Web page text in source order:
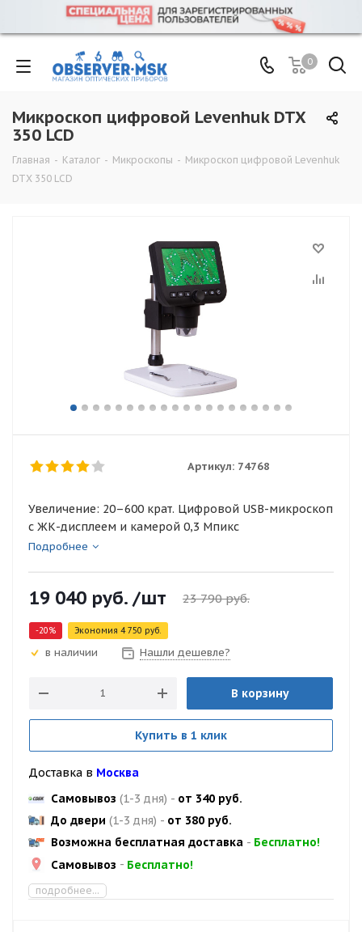
0
Микроскоп цифровой Levenhuk DTX
350 LCD
Главная - Каталог - Микроскопы - Микроскоп цифровой Levenhuk
DTX 350 LCD
Артикул: 74768
Увеличение: 20–600 крат. Цифровой USB-микроскоп
с ЖК-дисплеем и камерой 0,3 Мпикс
Подробнее
19 040 руб. /шт 23 790руб.
-20% Экономия 4 750 руб.
в наличии Нашли дешевле?
В корзину
Купить в 1 клик
Доставка в Москва
Самовывоз (1-3 дня) - от 340 руб.
До двери (1-3 дня) - от 380 руб.
Возможна бесплатная доставка - Бесплатно!
Самовывоз - Бесплатно!
подробнее...